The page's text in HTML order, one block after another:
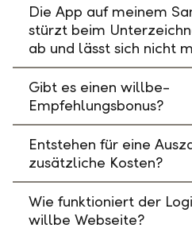
Die App auf meinem
stürzt beim
ab und lässt sich nicht
Gibt es einen willbe-
Empfehlungsbonus?
Entstehen für eine
zusätzliche Kosten?
Wie funktioniert der
willbe Webseite?